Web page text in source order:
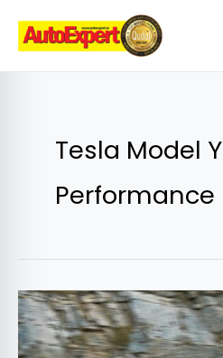
content
Tesla Model Y
Performance
Test
drive
Tesla